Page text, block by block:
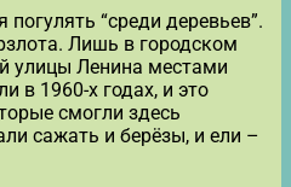
погулять “среди деревьев”.
Лишь в городском
улицы Ленина местами
в 1960-х годах, и это
смогли здесь
сажать и берёзы, и ели –